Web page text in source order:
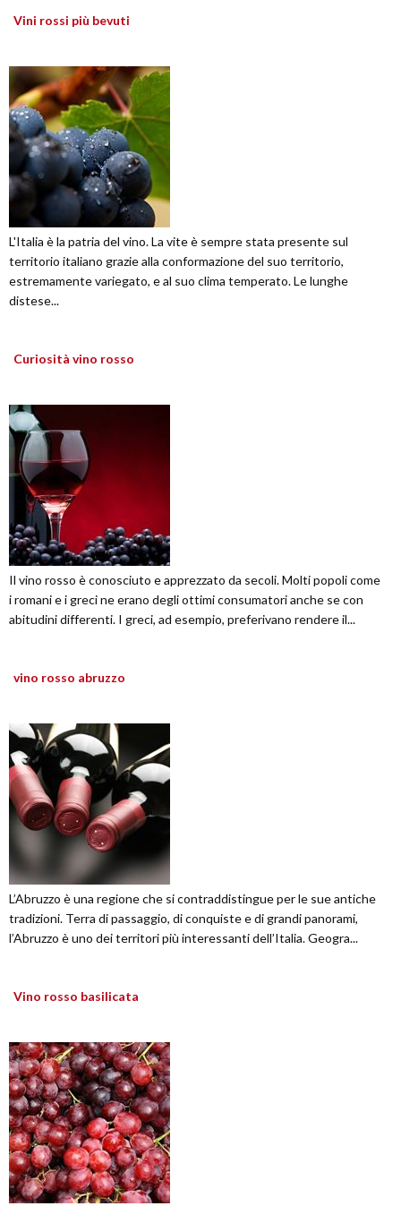
Vini rossi più bevuti
L'Italia è la patria del vino. La vite è sempre stata presente sul
territorio italiano grazie alla conformazione del suo territorio,
estremamente variegato, e al suo clima temperato. Le lunghe
distese...
Curiosità vino rosso
Il vino rosso è conosciuto e apprezzato da secoli. Molti popoli come
i romani e i greci ne erano degli ottimi consumatori anche se con
abitudini differenti. I greci, ad esempio, preferivano rendere il...
vino rosso abruzzo
L’Abruzzo è una regione che si contraddistingue per le sue antiche
tradizioni. Terra di passaggio, di conquiste e di grandi panorami,
l’Abruzzo è uno dei territori più interessanti dell’Italia. Geogra...
Vino rosso basilicata